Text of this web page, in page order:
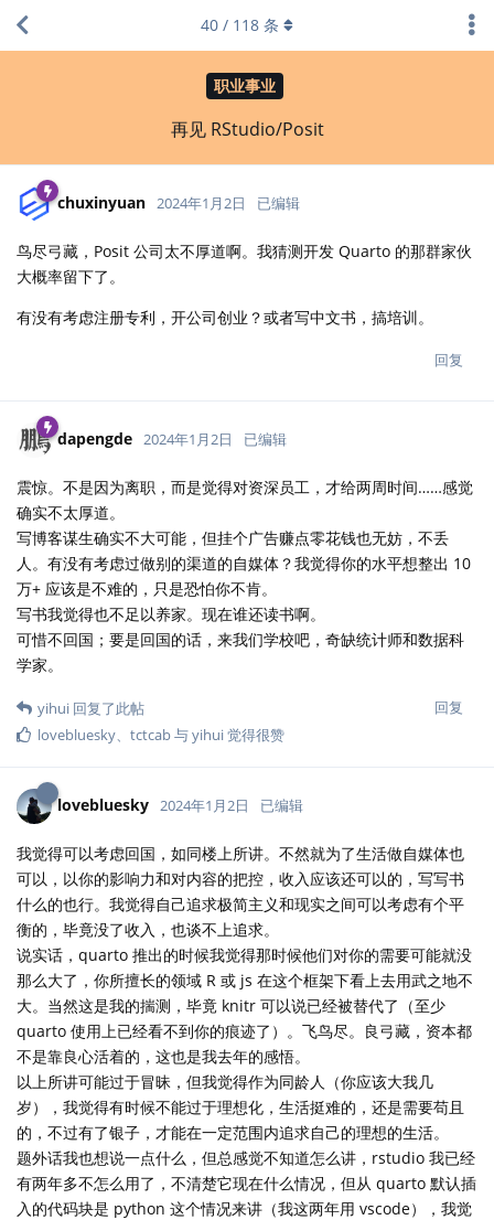
职业事业
再见 RStudio/Posit
40 / 118 条
chuxinyuan 2024年1月2日 已编辑
鸟尽弓藏，Posit 公司太不厚道啊。我猜测开发 Quarto 的那群家伙
大概率留下了。
有没有考虑注册专利，开公司创业？或者写中文书，搞培训。
回复
dapengde 2024年1月2日 已编辑
震惊。不是因为离职，而是觉得对资深员工，才给两周时间……感觉
确实不太厚道。
写博客谋生确实不大可能，但挂个广告赚点零花钱也无妨，不丢
人。有没有考虑过做别的渠道的自媒体？我觉得你的水平想整出 10
万+ 应该是不难的，只是恐怕你不肯。
写书我觉得也不足以养家。现在谁还读书啊。
可惜不回国；要是回国的话，来我们学校吧，奇缺统计师和数据科
学家。
回复
yihui 回复了此帖
lovebluesky、 tctcab与yihui觉得很赞
lovebluesky 2024年1月2日 已编辑
我觉得可以考虑回国，如同楼上所讲。不然就为了生活做自媒体也
可以，以你的影响力和对内容的把控，收入应该还可以的，写写书
什么的也行。我觉得自己追求极简主义和现实之间可以考虑有个平
衡的，毕竟没了收入，也谈不上追求。
说实话，quarto 推出的时候我觉得那时候他们对你的需要可能就没
那么大了，你所擅长的领域 R 或 js 在这个框架下看上去用武之地不
大。当然这是我的揣测，毕竟 knitr 可以说已经被替代了（至少
quarto 使用上已经看不到你的痕迹了）。飞鸟尽。良弓藏，资本都
不是靠良心活着的，这也是我去年的感悟。
以上所讲可能过于冒昧，但我觉得作为同龄人（你应该大我几
岁），我觉得有时候不能过于理想化，生活挺难的，还是需要苟且
的，不过有了银子，才能在一定范围内追求自己的理想的生活。
题外话我也想说一点什么，但总感觉不知道怎么讲，rstudio 我已经
有两年多不怎么用了，不清楚它现在什么情况，但从 quarto 默认插
入的代码块是 python 这个情况来讲（我这两年用 vscode），我觉